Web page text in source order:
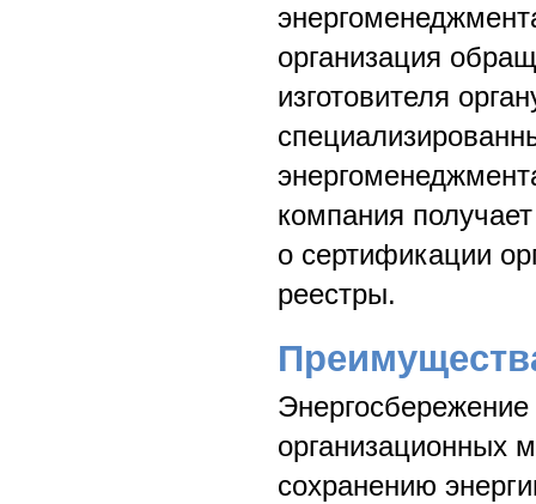
организация
изготовителя
компания
о сертификации
реестры.
организационных
сохранению